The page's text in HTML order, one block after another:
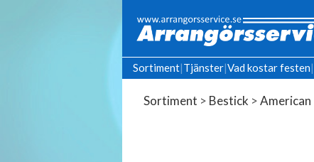
Sortiment|Tjänster|Vad kostar festen|
Sortiment > Bestick >American